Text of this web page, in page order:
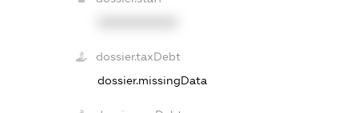
dossier.taxDebt
dossier.missingData